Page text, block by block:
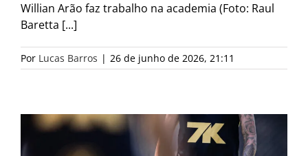
Willian Arão faz trabalho na academia (Foto: Raul
Baretta [...]
Por Lucas Barros | 26 de junho de 2026, 21:11